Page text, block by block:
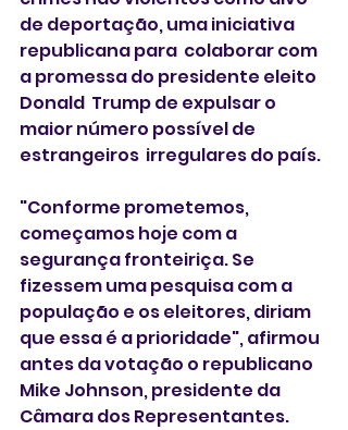
de deportação, uma iniciativa
republicana para  colaborar com
a promessa do presidente eleito
Donald  Trump de expulsar o
maior número possível de
estrangeiros  irregulares do país.
"Conforme prometemos,
começamos hoje com a
segurança fronteiriça. Se
fizessem uma pesquisa com a
população e os eleitores, diriam
que essa é a prioridade", afirmou
antes da votação o republicano
Mike Johnson, presidente da
Câmara dos Representantes.